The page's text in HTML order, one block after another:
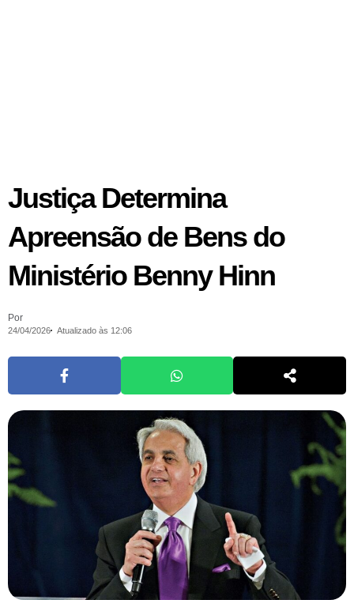
Justiça Determina
Apreensão de Bens do
Ministério Benny Hinn
Por
24/04/2026 Atualizado às 12:06